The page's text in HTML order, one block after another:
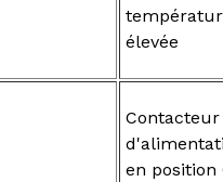
élevée
Contacteur
en position